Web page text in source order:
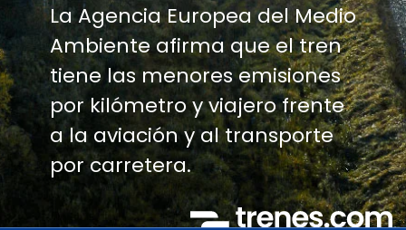
La Agencia Europea del Medio
Ambiente afirma que el tren
tiene las menores emisiones
por kilómetro y viajero frente
a la aviación y al transporte
por carretera.